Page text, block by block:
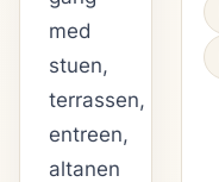
med
stuen,
terrassen,
entreen,
altanen